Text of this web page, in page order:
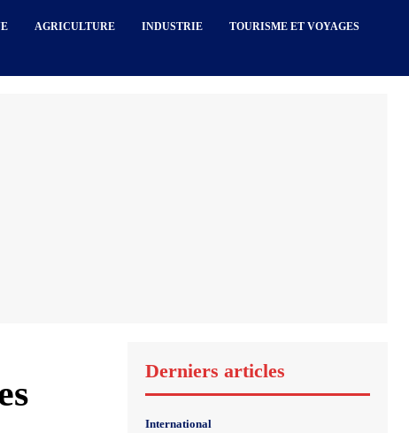
AGRICULTURE INDUSTRIE TOURISME ET VOYAGES
Derniers articles
International